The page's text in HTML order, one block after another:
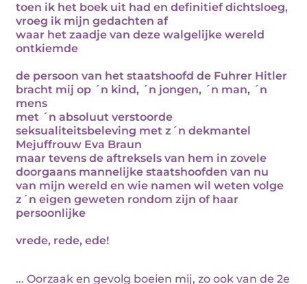
toen ik het boek uit had en definitief dichtsloeg,
vroeg ik mijn gedachten af
waar het zaadje van deze walgelijke wereld
ontkiemde
de persoon van het staatshoofd de Fuhrer Hitler
bracht mij op ´n kind, ´n jongen, ´n man, ´n
mens
met ´n absoluut verstoorde
seksualiteitsbeleving met z´n dekmantel
Mejuffrouw Eva Braun
maar tevens de aftreksels van hem in zovele
doorgaans mannelijke staatshoofden van nu
van mijn wereld en wie namen wil weten volge
z´n eigen geweten rondom zijn of haar
persoonlijke
vrede, rede, ede!
... Oorzaak en gevolg boeien mij, zo ook van de 2e